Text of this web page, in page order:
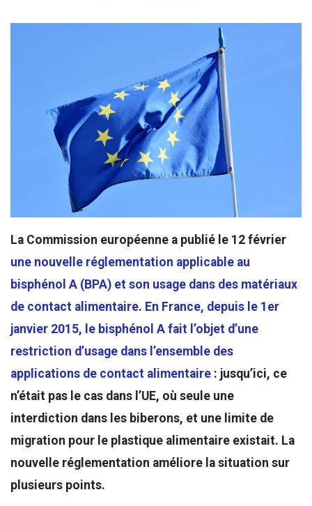
La Commission européenne a publié le 12 février
une nouvelle réglementation applicable au
bisphénol A (BPA) et son usage dans des matériaux
de contact alimentaire. En France, depuis le 1er
janvier 2015, le bisphénol A fait l’objet d’une
restriction d’usage dans l’ensemble des
applications de contact alimentaire : jusqu’ici, ce
n’était pas le cas dans l’UE, où seule une
interdiction dans les biberons, et une limite de
migration pour le plastique alimentaire existait. La
nouvelle réglementation améliore la situation sur
plusieurs points.